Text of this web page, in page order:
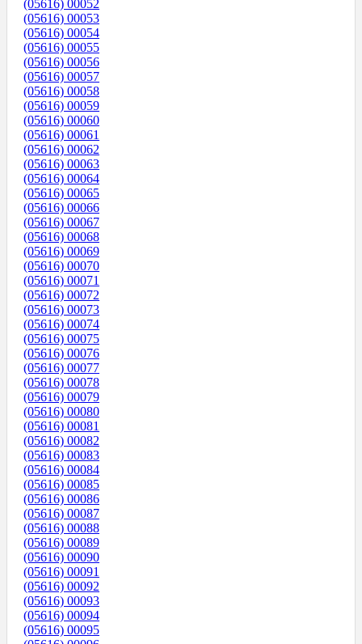
(05616) 00052
(05616) 00053
(05616) 00054
(05616) 00055
(05616) 00056
(05616) 00057
(05616) 00058
(05616) 00059
(05616) 00060
(05616) 00061
(05616) 00062
(05616) 00063
(05616) 00064
(05616) 00065
(05616) 00066
(05616) 00067
(05616) 00068
(05616) 00069
(05616) 00070
(05616) 00071
(05616) 00072
(05616) 00073
(05616) 00074
(05616) 00075
(05616) 00076
(05616) 00077
(05616) 00078
(05616) 00079
(05616) 00080
(05616) 00081
(05616) 00082
(05616) 00083
(05616) 00084
(05616) 00085
(05616) 00086
(05616) 00087
(05616) 00088
(05616) 00089
(05616) 00090
(05616) 00091
(05616) 00092
(05616) 00093
(05616) 00094
(05616) 00095